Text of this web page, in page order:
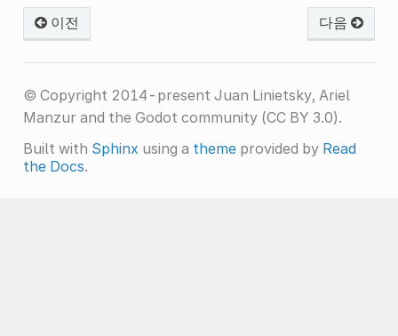
이전 다음
© Copyright 2014-present Juan Linietsky, Ariel
Manzur and the Godot community (CC BY 3.0).
Built with Sphinx using a themeprovided by Read
the Docs.